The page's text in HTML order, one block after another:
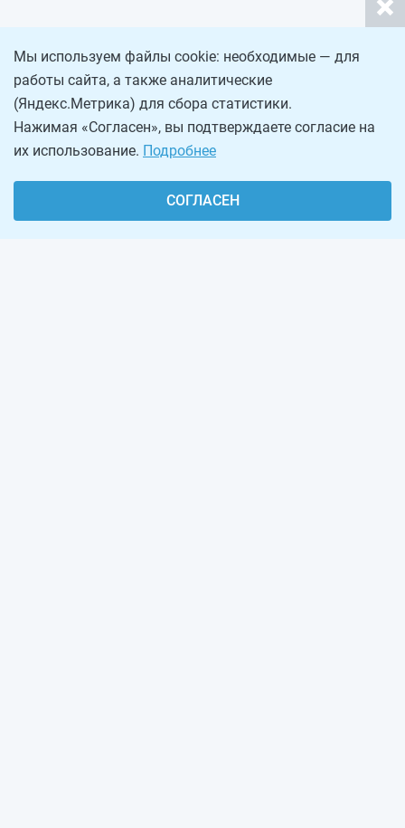
Мы используем файлы cookie: необходимые — для
работы сайта, а также аналитические
(Яндекс.Метрика) для сбора статистики.
Нажимая «Согласен», вы подтверждаете согласие на
их использование. Подробнее
СОГЛАСЕН